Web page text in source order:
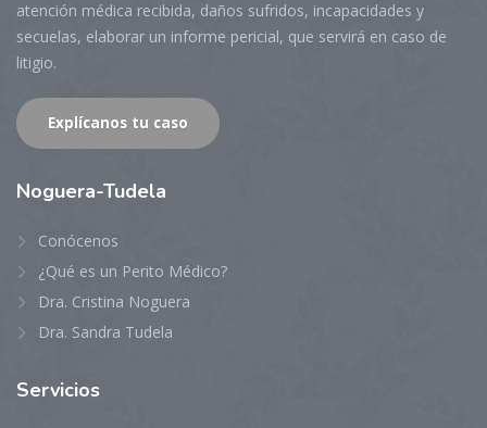
atención médica recibida, daños sufridos, incapacidades y
secuelas, elaborar un informe pericial, que servirá en caso de
litigio.
Explícanos tu caso
Noguera-Tudela
Conócenos
¿Qué es un Perito Médico?
Dra. Cristina Noguera
Dra. Sandra Tudela
Servicios